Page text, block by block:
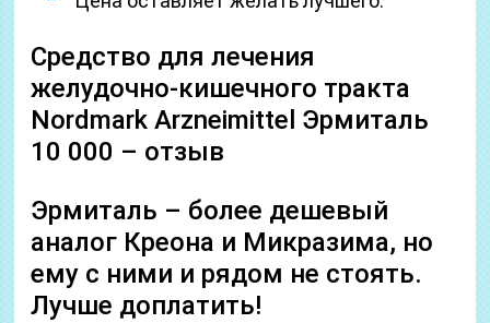
Средство для лечения
желудочно-кишечного тракта
Nordmark Arzneimittel Эрмиталь
10 000 – отзыв
Эрмиталь – более дешевый
аналог Креона и Микразима, но
ему с ними и рядом не стоять.
Лучше доплатить!